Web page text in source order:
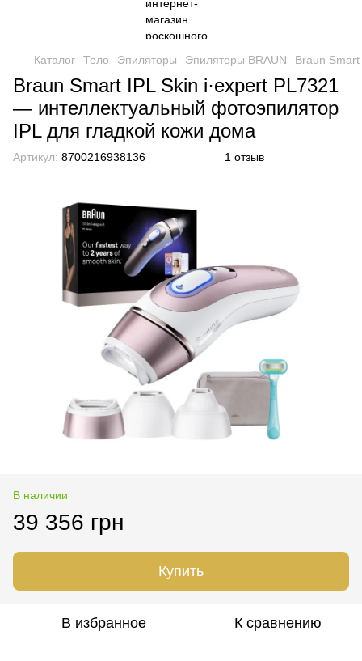
Каталог Тело Эпиляторы Эпиляторы BRAUN Braun
Braun Smart IPL Skin i·expert PL7321
— интеллектуальный фотоэпилятор
IPL для гладкой кожи дома
Артикул: 8700216938136 1 отзыв
В наличии
39 356 грн
Купить
В избранное К сравнению